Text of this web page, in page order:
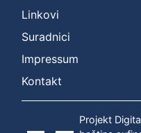
Linkovi
Suradnici
Impressum
Kontakt
Projekt